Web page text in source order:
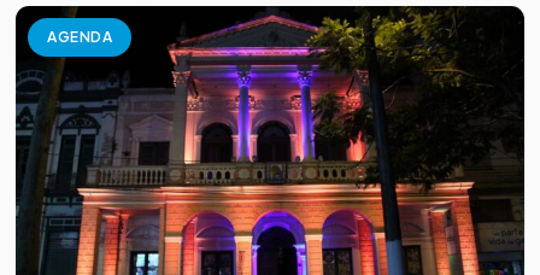
AGENDA